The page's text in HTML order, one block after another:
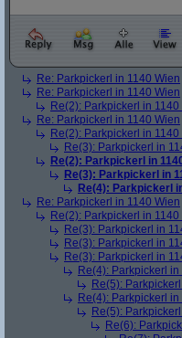
Re: Parkpickerl in 1140 Wien
Re: Parkpickerl in 1140 Wien
Re(2): Parkpickerl in 1140
Re: Parkpickerl in 1140 Wien
Re(2): Parkpickerl in 1140
Re(3): Parkpickerl in
Re(2): Parkpickerl in
Re(3): Parkpickerl in
Re(4): Parkpickerl
Re: Parkpickerl in 1140 Wien
Re(2): Parkpickerl in 1140
Re(3): Parkpickerl in
Re(3): Parkpickerl in
Re(3): Parkpickerl in
Re(4): Parkpickerl in
Re(5):
Re(4): Parkpickerl in
Re(5):
Re(6):